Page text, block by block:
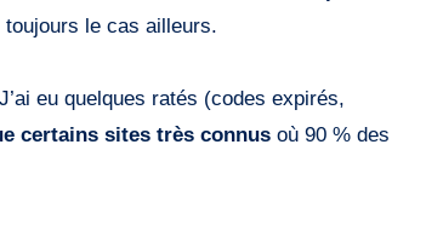
toujours le cas ailleurs.
eu quelques ratés (codes expirés,
certains sites très connus où 90 % des